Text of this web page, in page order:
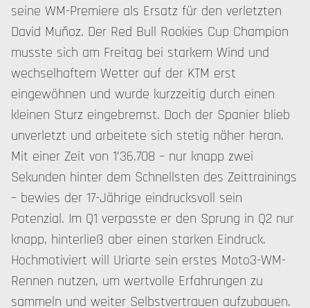
seine WM-Premiere als Ersatz für den verletzten
David Muñoz. Der Red Bull Rookies Cup Champion
musste sich am Freitag bei starkem Wind und
wechselhaftem Wetter auf der KTM erst
eingewöhnen und wurde kurzzeitig durch einen
kleinen Sturz eingebremst. Doch der Spanier blieb
unverletzt und arbeitete sich stetig näher heran.
Mit einer Zeit von 1’36.708 – nur knapp zwei
Sekunden hinter dem Schnellsten des Zeittrainings
– bewies der 17-Jährige eindrucksvoll sein
Potenzial. Im Q1 verpasste er den Sprung in Q2 nur
knapp, hinterließ aber einen starken Eindruck.
Hochmotiviert will Uriarte sein erstes Moto3-WM-
Rennen nutzen, um wertvolle Erfahrungen zu
sammeln und weiter Selbstvertrauen aufzubauen.